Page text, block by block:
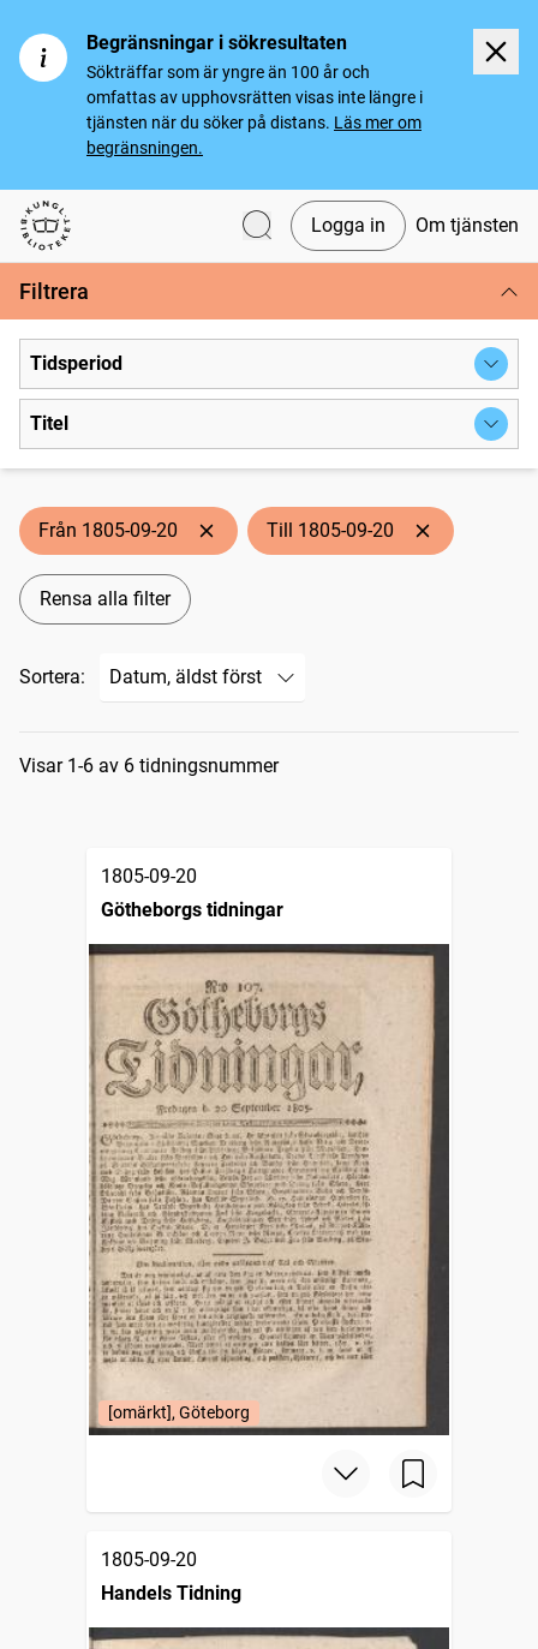
Begränsningar i sökresultaten
Sökträffar som är yngre än 100 år och
omfattas av upphovsrätten visas inte längre i
tjänsten när du söker på distans. Läs mer om
begränsningen.
Svenska tidningar
Logga in Om tjänsten
Filtrera
Tidsperiod
Titel
Från 1805-09-20 Till 1805-09-20
Rensa alla filter
Sortera:
Sökresultat
Visar 1-6 av 6 tidningsnummer
1805-09-20
Götheborgs tidningar
[omärkt], Göteborg
1805-09-20
Handels Tidning